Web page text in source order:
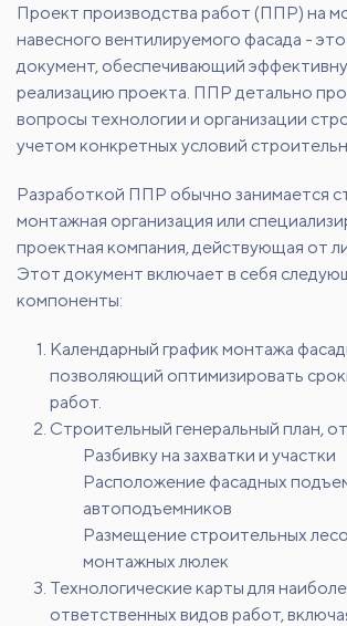
Проект производства работ (ППР) на
навесного вентилируемого фасада -
документ, обеспечивающий
реализацию проекта. ППР детально
вопросы технологии и организации
учетом конкретных условий
Разработкой ППР обычно занимается
монтажная организация или
проектная компания, действующая от
Этот документ включает в себя
компоненты:
Календарный график монтажа
позволяющий оптимизировать
работ.
Строительный генеральный план,
Разбивку на захватки и участки
Расположение фасадных
автоподъемников
Размещение строительных
монтажных люлек
Технологические карты для
ответственных видов работ,